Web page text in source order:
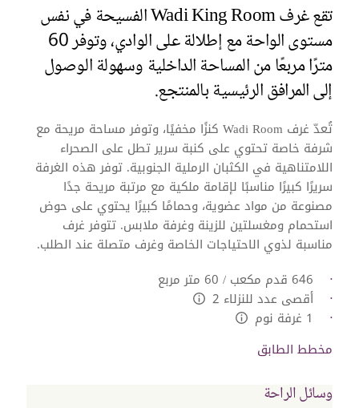
تقع غرف Wadi King Room الفسيحة في نفس
مستوى الواحة مع إطلالة على الوادي، وتوفر 60
مترًا مربعًا من المساحة الداخلية وسهولة الوصول
إلى المرافق الرئيسية بالمنتجع.
تُعدّ غرف Wadi Room كنزًا مخفيًا، وتوفر مساحة مريحة مع
شرفة خاصة تحتوي على كنبة سرير تطل على الصحراء
اللامتناهية في الكثبان الرملية الجنوبية. توفر هذه الغرفة
سريرًا كبيرًا مناسبًا لإقامة ملكية مع مرتبة مريحة جدًا
مصنوعة من مواد عضوية، وحمامًا كبيرًا يحتوي على حوض
استحمام ومغسلتين للزينة وغرفة ملابس. تتوفر غرف
مناسبة لذوي الاحتياجات الخاصة وغرف متصلة عند الطلب.
646 قدم مكعب / 60 متر مربع
أقصى عدد للنزلاء 2
1 غرفة نوم
مخطط الطابق
وسائل الراحة